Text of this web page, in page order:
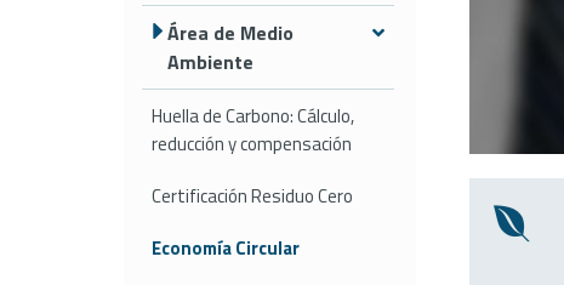
Área de Medio
Ambiente
Huella de Carbono: Cálculo,
reducción y compensación
Certificación Residuo Cero
Economía Circular